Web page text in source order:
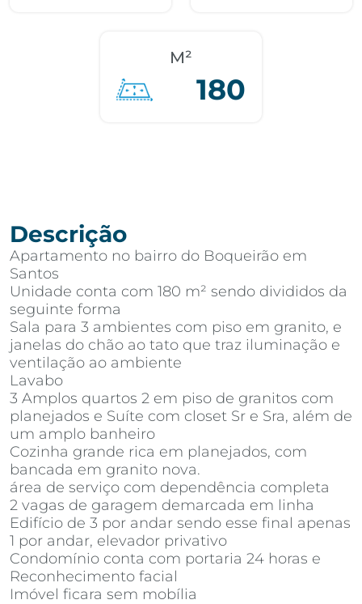
M²
180
Descrição
Apartamento no bairro do Boqueirão em
Santos
Unidade conta com 180 m² sendo divididos da
seguinte forma
Sala para 3 ambientes com piso em granito, e
janelas do chão ao tato que traz iluminação e
ventilação ao ambiente
Lavabo
3 Amplos quartos 2 em piso de granitos com
planejados e Suíte com closet Sr e Sra, além de
um amplo banheiro
Cozinha grande rica em planejados, com
bancada em granito nova.
área de serviço com dependência completa
2 vagas de garagem demarcada em linha
Edifício de 3 por andar sendo esse final apenas
1 por andar, elevador privativo
Condomínio conta com portaria 24 horas e
Reconhecimento facial
Imóvel ficara sem mobília